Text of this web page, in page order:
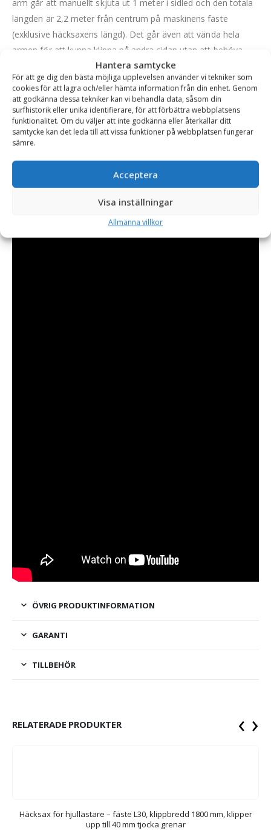
Hantera samtycke
För att ge dig den bästa möjliga upplevelsen använder vi tekniker som
cookies för att lagra och/eller hämta information från din enhet. Genom
att godkänna dessa tekniker kan vi behandla data, såsom din
surfhistorik eller unika identifierare, för att förbättra webbplatsens
funktionalitet. Om du väljer att inte godkänna eller återkallar ditt
samtycke kan det leda till att vissa funktioner på webbplatsen fungerar
sämre.
Acceptera
Visa inställningar
Allmänna villkor
arm går att manuellt skjuta ut 1 meter i sidled och den totala
längden är 2,2 meter från centrum på maskinens fäste
(exklusive häcksaxens längd). Det går även att vända hela
armen för att kunna klippa på andra sidan utan att behöva
vända traktorn. Detta görs manuellt via en sprint.
Lutningen och vinkeln på häcksaxen styrs via hydraulik.
Häcksaxen är tillverkad på Irland och levereras med fäste
samt 9 meter hydraulslangar för inkoppling i traktorns bakre
hydrauluttag. Rekommenderad motoreffekt är från 70 hk och
ÖVRIG PRODUKTINFORMATION
GARANTI
TILLBEHÖR
RELATERADE PRODUKTER
Häcksax för hjullastare – fäste L30, klippbredd 1800 mm, klipper
upp till 40 mm tjocka grenar
‹ ›